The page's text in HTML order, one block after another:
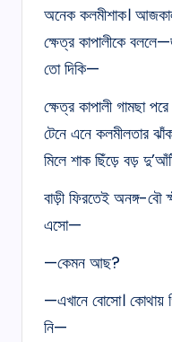
অনেক কলমীশাক।
ক্ষেত্র কাপালীকে
তো দিকি—
ক্ষেত্র কাপালী গামছা
টেনে এনে কলমীলতার
মিলে শাক ছিঁড়ে বড়
বাড়ী ফিরতেই অনঙ্গ-
এসো—
—কেমন আছ?
—এখানে বোসো। কোথায়
নি—